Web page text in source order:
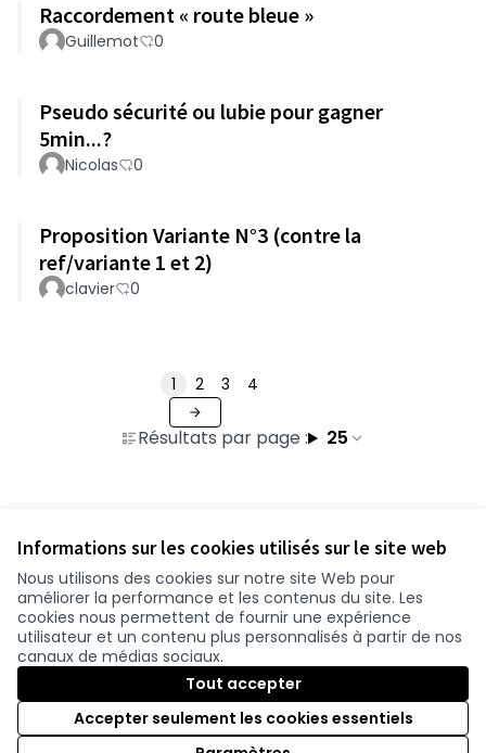
Informations sur les cookies utilisés sur le site web
Nous utilisons des cookies sur notre site Web pour
améliorer la performance et les contenus du site. Les
cookies nous permettent de fournir une expérience
utilisateur et un contenu plus personnalisés à partir de nos
canaux de médias sociaux.
Tout accepter
Accepter seulement les cookies essentiels
Raccordement « route bleue »
Guillemot 0
Pseudo sécurité ou lubie pour gagner
5min...?
Nicolas 0
Proposition Variante N°3 (contre la
ref/variante 1 et 2)
clavier 0
Résultats par page : 25
1 2 3 4
Conditions d'utilisation
Paramètres des cookies
participer.loire-atlantique.fr sur Facebook
(Nouvelle fenêtre)
participer.loire-atlantique.fr sur Instagram
(Nouvelle fenêtre)
participer.loire-atlantique.fr sur YouTube
(Nouvelle fenêtre)
Licence
(Nouvelle